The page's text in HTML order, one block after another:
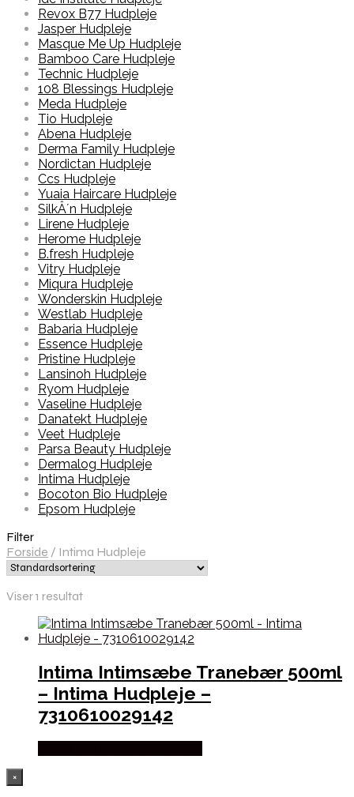
Revox B77 Hudpleje
Jasper Hudpleje
Masque Me Up Hudpleje
Bamboo Care Hudpleje
Technic Hudpleje
108 Blessings Hudpleje
Meda Hudpleje
Tio Hudpleje
Abena Hudpleje
Derma Family Hudpleje
Nordictan Hudpleje
Ccs Hudpleje
Yuaia Haircare Hudpleje
SilkÂ´n Hudpleje
Lirene Hudpleje
Herome Hudpleje
B.fresh Hudpleje
Vitry Hudpleje
Miqura Hudpleje
Wonderskin Hudpleje
Westlab Hudpleje
Babaria Hudpleje
Essence Hudpleje
Pristine Hudpleje
Lansinoh Hudpleje
Ryom Hudpleje
Vaseline Hudpleje
Danatekt Hudpleje
Veet Hudpleje
Parsa Beauty Hudpleje
Dermalog Hudpleje
Intima Hudpleje
Bocoton Bio Hudpleje
Epsom Hudpleje
Filter
Forside / Intima Hudpleje
Viser 1 resultat
Intima Intimsæbe Tranebær 500ml
– Intima Hudpleje –
7310610029142
×